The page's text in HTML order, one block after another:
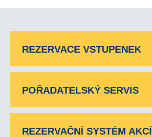
REZERVACE VSTUPENEK
POŘADATELSKÝ SERVIS
REZERVAČNÍ SYSTÉM AKCÍ